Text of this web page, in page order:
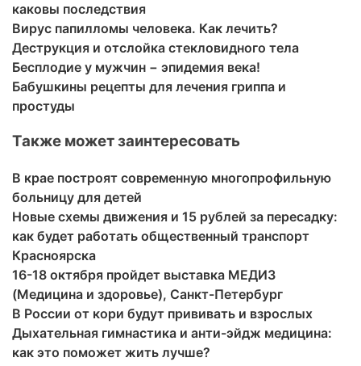
каковы последствия
Вирус папилломы человека. Как лечить?
Деструкция и отслойка стекловидного тела
Бесплодие у мужчин − эпидемия века!
Бабушкины рецепты для лечения гриппа и
простуды
Также может заинтересовать
В крае построят современную многопрофильную
больницу для детей
Новые схемы движения и 15 рублей за пересадку:
как будет работать общественный транспорт
Красноярска
16-18 октября пройдет выставка МЕДИЗ
(Медицина и здоровье), Санкт-Петербург
В России от кори будут прививать и взрослых
Дыхательная гимнастика и анти-эйдж медицина:
как это поможет жить лучше?